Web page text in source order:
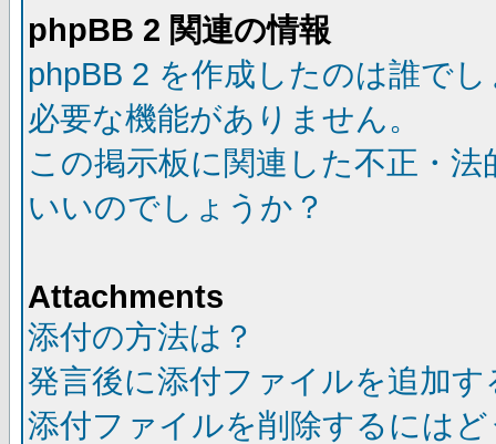
phpBB 2 関連の情報
phpBB 2 を作成したのは誰で
必要な機能がありません。
この掲示板に関連した不正・
いいのでしょうか？
Attachments
添付の方法は？
発言後に添付ファイルを追加
添付ファイルを削除するには